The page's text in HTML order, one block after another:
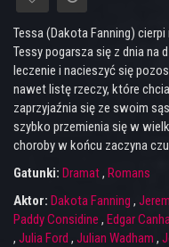
Tessa (Dakota Fanning)
Tessy pogarsza się z dnia na
leczenie i nacieszyć się
nawet listę rzeczy, które
zaprzyjaźnia się ze swoim
szybko przemienia się w
choroby w końcu zaczyna
Gatunki: Dramat, Romans
Aktor: Dakota Fanning ,
Paddy Considine , Edgar
, Julia Ford , Julian Wadham ,